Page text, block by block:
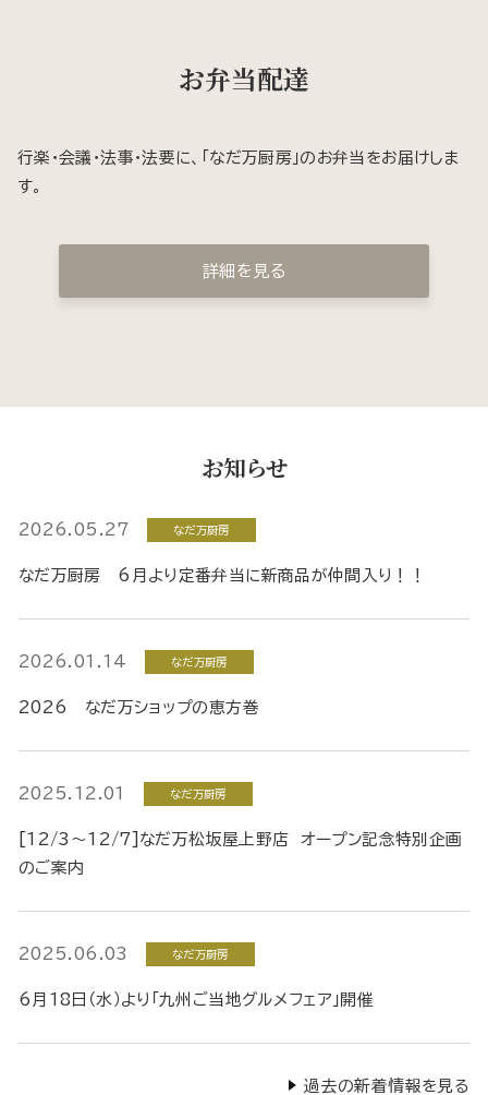
お弁当配達
行楽・会議・法事・法要に、「なだ万厨房」のお弁当をお届けしま
す。
詳細を見る
お知らせ
2026.05.27 なだ万厨房
なだ万厨房 6月より定番弁当に新商品が仲間入り！！
2026.01.14 なだ万厨房
2026 なだ万ショップの恵方巻
2025.12.01 なだ万厨房
[12/3～12/7]なだ万松坂屋上野店 オープン記念特別企画
のご案内
2025.06.03 なだ万厨房
6月18日（水）より「九州ご当地グルメフェア」開催
過去の新着情報を見る